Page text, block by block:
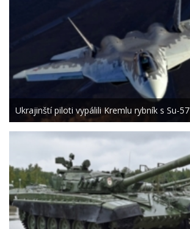
Ukrajinští piloti vypálili Kremlu rybník s Su-57